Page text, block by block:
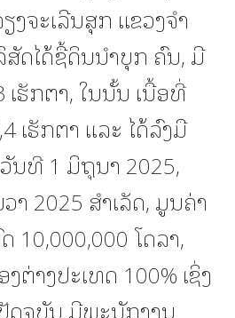
ງຈະເລີນສຸກ ແຂວງຈຳ
ສັດໄດ້ຊື້ດິນນໍາບຸກ ຄົນ, ມີ
ຮັກຕາ, ໃນນັ້ນ ເນື້ອທີ່
ເຮັກຕາ ແລະ ໄດ້ລົງມື
ນທີ 1 ມິຖຸນາ 2025,
2025 ສໍາເລັດ, ມູນຄ່າ
ໂດລາ,
ຕ່າງປະເທດ 100% ເຊິ່ງ
ດຈຸບັນ ມີພະນັກງານ